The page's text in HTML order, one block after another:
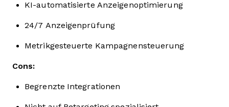
KI-automatisierte Anzeigenoptimierung
24/7 Anzeigenprüfung
Metrikgesteuerte Kampagnensteuerung
Cons:
Begrenzte Integrationen